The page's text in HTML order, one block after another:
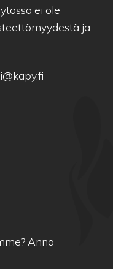
ei ole
ja
Anna